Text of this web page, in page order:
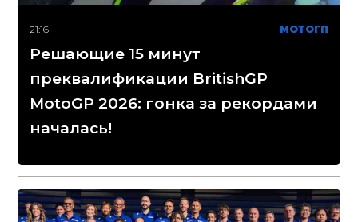
21:16 МОТОГП
Решающие 15 минут
преквалификации BritishGP
MotoGP 2026: гонка за рекордами
началась!